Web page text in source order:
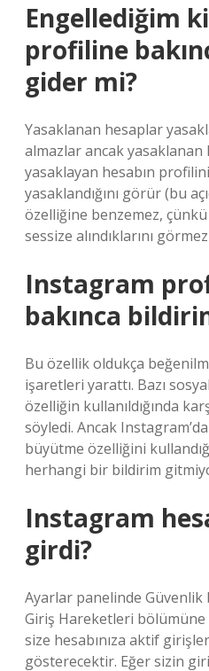
Engellediğim
profiline
gider mi?
Yasaklanan hesaplar
almazlar ancak yasaklanan
yasaklayan hesabın
yasaklandığını görür (bu
özelliğine benzemez,
sessize alındıklarını
Instagram
bakınca
Bu özellik oldukça
işaretleri yarattı. Bazı
özelliğin kullanıldığında
söyledi. Ancak
büyütme özelliğini
herhangi bir bildirim
Instagram
girdi?
Ayarlar panelinde
Giriş Hareketleri bölümüne
size hesabınıza aktif
gösterecektir. Eğer sizin